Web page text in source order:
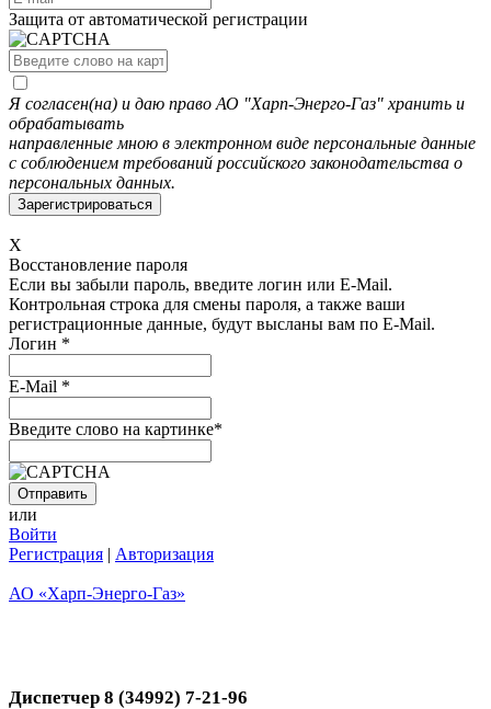
Защита от автоматической регистрации
Я согласен(на) и даю право АО "Харп-Энерго-Газ" хранить и
обрабатывать
направленные мною в электронном виде персональные данные
с соблюдением требований российского законодательства о
персональных данных.
X
Восстановление пароля
Если вы забыли пароль, введите логин или E-Mail.
Контрольная строка для смены пароля, а также ваши
регистрационные данные, будут высланы вам по E-Mail.
Логин *
E-Mail *
Введите слово на картинке*
или
Войти
Регистрация | Авторизация
АО «Харп-Энерго-Газ»
Диспетчер 8 (34992) 7-21-96